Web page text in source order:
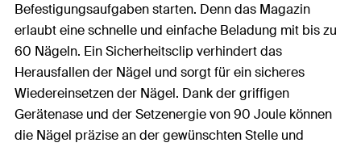
Befestigungsaufgaben starten. Denn das Magazin
erlaubt eine schnelle und einfache Beladung mit bis zu
60 Nägeln. Ein Sicherheitsclip verhindert das
Herausfallen der Nägel und sorgt für ein sicheres
Wiedereinsetzen der Nägel. Dank der griffigen
Gerätenase und der Setzenergie von 90 Joule können
die Nägel präzise an der gewünschten Stelle und